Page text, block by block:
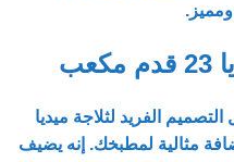
الفريد لثلاجة ميديا ​​
مثالية لمطبخك. إنه يضيف